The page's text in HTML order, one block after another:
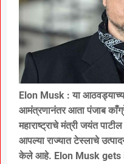
Elon Musk : या
आमंत्रणानंतर आता पंजाब
महाराष्ट्राचे मंत्री जयंत
आपल्या राज्यात टेस्लाचे
केले आहे. Elon Musk gets